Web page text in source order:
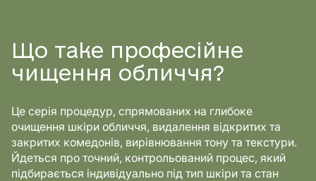
Що таке професійне
чищення обличчя?
Це серія процедур, спрямованих на глибоке
очищення шкіри обличчя, видалення відкритих та
закритих комедонів, вирівнювання тону та текстури.
Йдеться про точний, контрольований процес, який
підбирається індивідуально під тип шкіри та стан